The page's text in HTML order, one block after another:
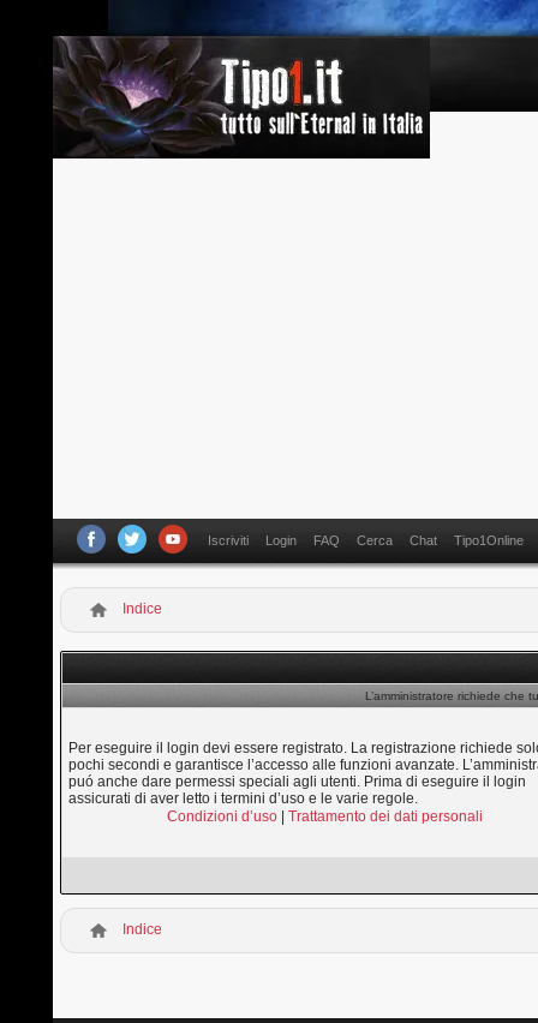
Iscriviti Login FAQ Cerca Chat Tipo1Online
Indice
L’amministratore richiede che
Per eseguire il login devi essere registrato. La registrazione richiede
pochi secondi e garantisce l’accesso alle funzioni avanzate.
puó anche dare permessi speciali agli utenti. Prima di eseguire il login
assicurati di aver letto i termini d’uso e le varie regole.
Condizioni d’uso |Trattamento dei dati personali
Indice